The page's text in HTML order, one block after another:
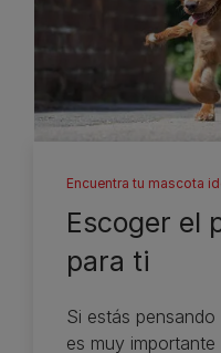
Encuentra tu mascota
Escoger el
para ti
Si estás pensando
es muy